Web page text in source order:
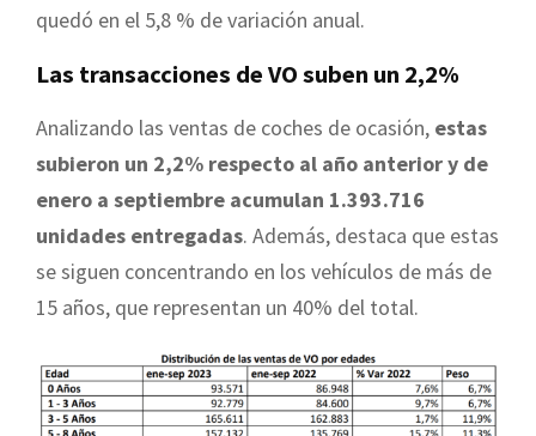
quedó en el 5,8 % de variación anual.
Las transacciones de VO suben un 2,2%
Analizando las ventas de coches de ocasión, estas
subieron un 2,2% respecto al año anterior y de
enero a septiembre acumulan 1.393.716
unidades entregadas. Además, destaca que estas
se siguen concentrando en los vehículos de más de
15 años, que representan un 40% del total.